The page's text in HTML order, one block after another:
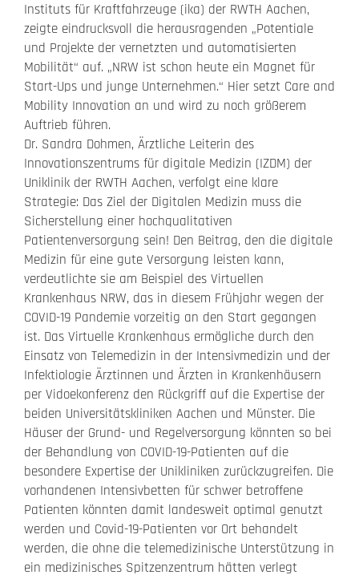
Instituts für Kraftfahrzeuge (ika) der RWTH Aachen,
zeigte eindrucksvoll die herausragenden „Potentiale
und Projekte der vernetzten und automatisierten
Mobilität“ auf. „NRW ist schon heute ein Magnet für
Start-Ups und junge Unternehmen.“ Hier setzt Care and
Mobility Innovation an und wird zu noch größerem
Auftrieb führen.
Dr. Sandra Dohmen, Ärztliche Leiterin des
Innovationszentrums für digitale Medizin (IZDM) der
Uniklinik der RWTH Aachen, verfolgt eine klare
Strategie: Das Ziel der Digitalen Medizin muss die
Sicherstellung einer hochqualitativen
Patientenversorgung sein! Den Beitrag, den die digitale
Medizin für eine gute Versorgung leisten kann,
verdeutlichte sie am Beispiel des Virtuellen
Krankenhaus NRW, das in diesem Frühjahr wegen der
COVID-19 Pandemie vorzeitig an den Start gegangen
ist. Das Virtuelle Krankenhaus ermögliche durch den
Einsatz von Telemedizin in der Intensivmedizin und der
Infektiologie Ärztinnen und Ärzten in Krankenhäusern
per Vidoekonferenz den Rückgriff auf die Expertise der
beiden Universitätskliniken Aachen und Münster. Die
Häuser der Grund- und Regelversorgung könnten so bei
der Behandlung von COVID-19-Patienten auf die
besondere Expertise der Unikliniken zurückzugreifen. Die
vorhandenen Intensivbetten für schwer betroffene
Patienten könnten damit landesweit optimal genutzt
werden und Covid-19-Patienten vor Ort behandelt
werden, die ohne die telemedizinische Unterstützung in
ein medizinisches Spitzenzentrum hätten verlegt